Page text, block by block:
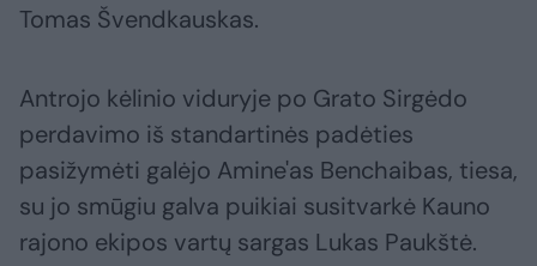
Tomas Švendkauskas.
Antrojo kėlinio viduryje po Grato Sirgėdo
perdavimo iš standartinės padėties
pasižymėti galėjo Amine'as Benchaibas, tiesa,
su jo smūgiu galva puikiai susitvarkė Kauno
rajono ekipos vartų sargas Lukas Paukštė.